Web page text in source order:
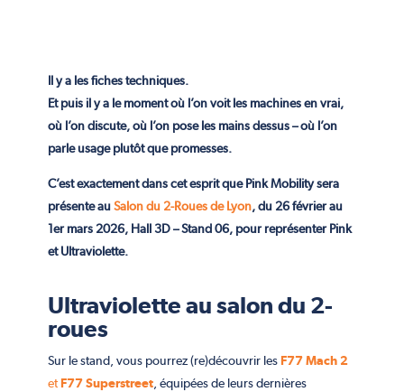
Il y a les fiches techniques.
Et puis il y a le moment où l’on voit les machines en vrai,
où l’on discute, où l’on pose les mains dessus – où l’on
parle usage plutôt que promesses.
C’est exactement dans cet esprit que Pink Mobility sera
présente auSalon du 2-Roues de Lyon, du 26 février au
1er mars 2026, Hall 3D – Stand 06, pour représenter Pink
et Ultraviolette.
Ultraviolette au salon du 2-
roues
Sur le stand, vous pourrez (re)découvrir lesF77 Mach 2
etF77 Superstreet, équipées de leurs dernières